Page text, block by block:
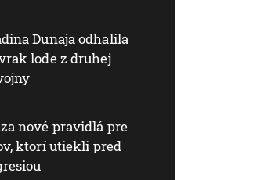
Dunaja odhalila
lode z druhej
nové pravidlá pre
ktorí utiekli pred